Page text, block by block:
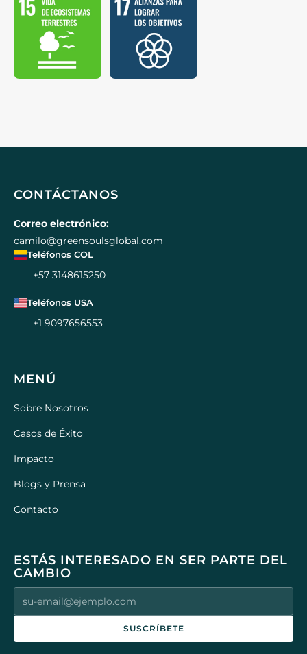
CONTÁCTANOS
Correo electrónico:
camilo@greensoulsglobal.com
Teléfonos COL
+57 3148615250
Teléfonos USA
+1 9097656553
MENÚ
Sobre Nosotros
Casos de Éxito
Impacto
Blogs y Prensa
Contacto
ESTÁS INTERESADO EN SER PARTE DEL
CAMBIO
SUSCRÍBETE